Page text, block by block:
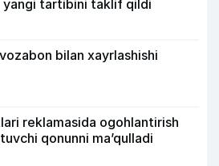
yangi tartibini taklif qildi
bilan xayrlashishi
reklamasida ogohlantirish
qonunni ma’qulladi